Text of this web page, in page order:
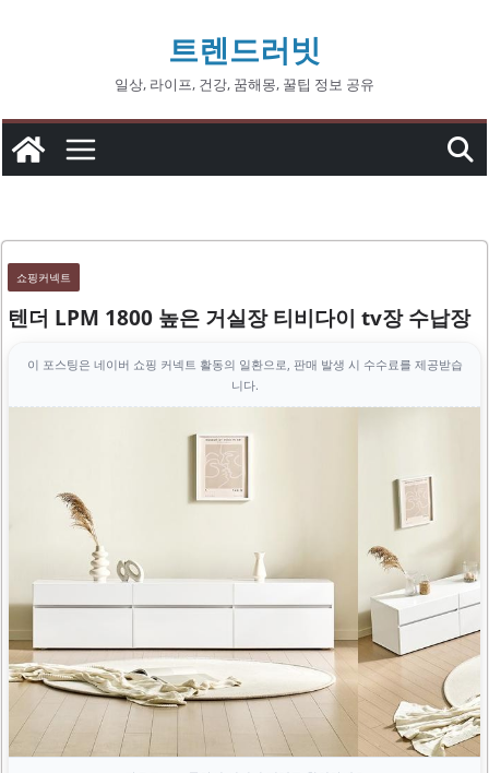
트렌드러빗
일상, 라이프, 건강, 꿈해몽, 꿀팁 정보 공유
쇼핑커넥트
텐더 LPM 1800 높은 거실장 티비다이 tv장 수납장
이 포스팅은 네이버 쇼핑 커넥트 활동의 일환으로, 판매 발생 시 수수료를 제공받습
니다.